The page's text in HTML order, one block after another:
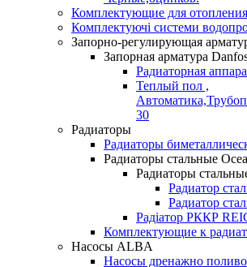
Комплектующие для отопления
Комплектуючі системи
Запорно-регулирующая
Запорная арматура
Радиаторная
Теплый пол ,
30
Радиаторы
Радиаторы
Радиаторы стальные
Радиаторы
Радиатор
Радиатор
Радіатор РККР
Комплектующие к
Насосы ALBA
Насосы дренажно